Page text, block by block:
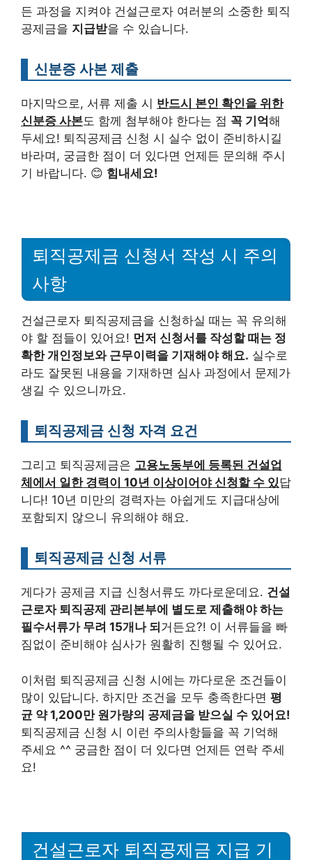
든 과정을 지켜야 건설근로자 여러분의 소중한 퇴직
공제금을 지급받을 수 있습니다.
신분증 사본 제출
마지막으로, 서류 제출 시 반드시 본인 확인을 위한
신분증 사본도 함께 첨부해야 한다는 점 꼭 기억해
두세요! 퇴직공제금 신청 시 실수 없이 준비하시길
바라며, 궁금한 점이 더 있다면 언제든 문의해 주시
기 바랍니다. 😊 힘내세요!
퇴직공제금 신청서 작성 시 주의
사항
건설근로자 퇴직공제금을 신청하실 때는 꼭 유의해
야 할 점들이 있어요! 먼저 신청서를 작성할 때는 정
확한 개인정보와 근무이력을 기재해야 해요. 실수로
라도 잘못된 내용을 기재하면 심사 과정에서 문제가
생길 수 있으니까요.
퇴직공제금 신청 자격 요건
그리고 퇴직공제금은 고용노동부에 등록된 건설업
체에서 일한 경력이 10년 이상이어야 신청할 수 있 답
니다! 10년 미만의 경력자는 아쉽게도 지급대상에
포함되지 않으니 유의해야 해요.
퇴직공제금 신청 서류
게다가 공제금 지급 신청서류도 까다로운데요. 건설
근로자 퇴직공제 관리본부에 별도로 제출해야 하는
필수서류가 무려 15개나 되 거든요?! 이 서류들을 빠
짐없이 준비해야 심사가 원활히 진행될 수 있어요.
이처럼 퇴직공제금 신청 시에는 까다로운 조건들이
많이 있답니다. 하지만 조건을 모두 충족한다면 평
균 약 1,200만 원가량의 공제금을 받으실 수 있어요!
퇴직공제금 신청 시 이런 주의사항들을 꼭 기억해
주세요 ^^ 궁금한 점이 더 있다면 언제든 연락 주세
요!
건설근로자 퇴직공제금 지급 기